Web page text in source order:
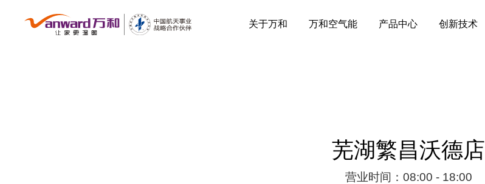
关于万和 万和空气能 产品中心 创新技术
芜湖繁昌沃德店
营业时间：08:00 - 18:00